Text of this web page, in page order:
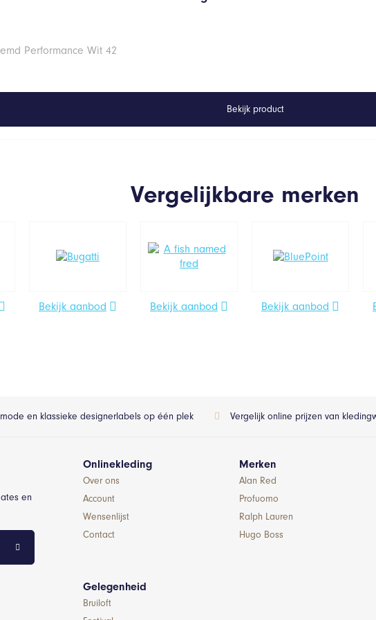
Performance Wit 42
Bekijk product
Vergelijkbare merken
Bekijk aanbod Bekijk aanbod Bekijk aanbod
mode en klassieke designerlabels op één plek Vergelijk online prijzen van
en
Onlinekleding
Over ons
Account
Wensenlijst
Contact
Merken
Alan Red
Profuomo
Ralph Lauren
Hugo Boss
Gelegenheid
Bruiloft